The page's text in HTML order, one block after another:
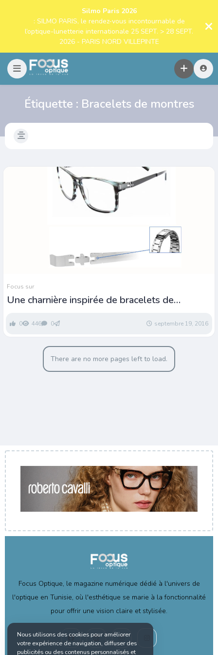
Silmo Paris 2026
: SILMO PARIS, le rendez-vous incontournable de
l’optique-lunetterie internationale 25 SEPT. > 28 SEPT.
2026 - PARIS NORD VILLEPINTE
Étiquette : Bracelets de montres
Focus sur
Une charnière inspirée de bracelets de
0 446 0 septembre 19, 2016
There are no more pages left to load.
Focus Optique, le magazine numérique dédié à l'univers de
l'optique en Tunisie, où l'esthétique se marie à la fonctionnalité
pour offrir une vision claire et stylisée.
Nous utilisons des cookies pour améliorer
votre expérience de navigation, diffuser des
publicités ou des contenus personnalisés et